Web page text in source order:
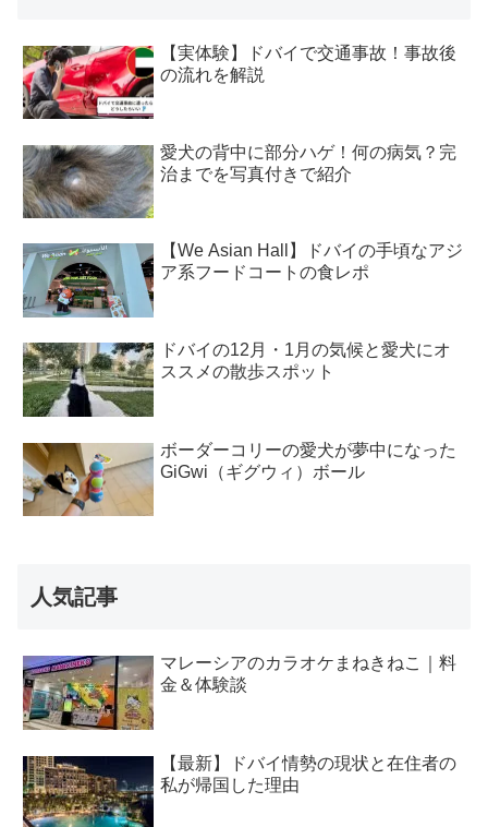
【実体験】ドバイで交通事故！事故後
の流れを解説
愛犬の背中に部分ハゲ！何の病気？完
治までを写真付きで紹介
【We Asian Hall】ドバイの手頃なアジ
ア系フードコートの食レポ
ドバイの12月・1月の気候と愛犬にオ
ススメの散歩スポット
ボーダーコリーの愛犬が夢中になった
GiGwi（ギグウィ）ボール
人気記事
マレーシアのカラオケまねきねこ｜料
金＆体験談
【最新】ドバイ情勢の現状と在住者の
私が帰国した理由